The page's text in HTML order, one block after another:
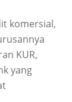
komersial,
KUR,
yang